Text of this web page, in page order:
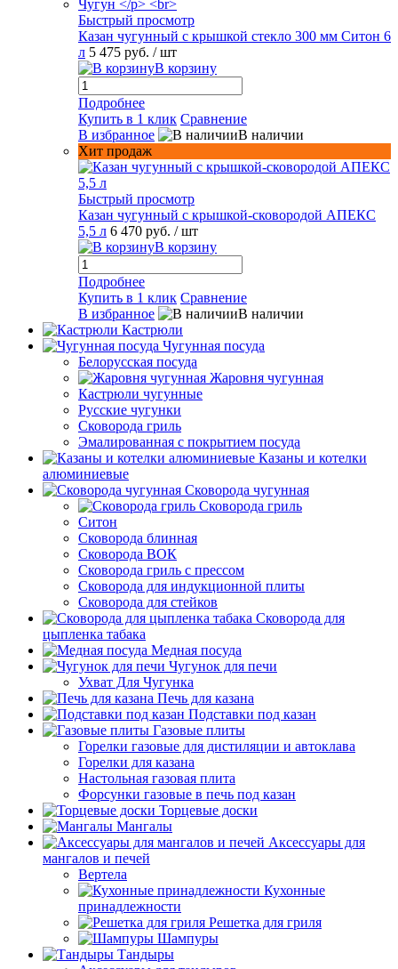
Быстрый просмотр
Казан чугунный с крышкой стекло 300 мм Ситон 6
л 5 475 руб. / шт
В корзину
Подробнее
Купить в 1 клик Сравнение
В избранное
В наличии
Хит продаж
Быстрый просмотр
Казан чугунный с крышкой-сковородой АПЕКС
5,5 л 6 470 руб. / шт
В корзину
Подробнее
Купить в 1 клик Сравнение
В избранное
В наличии
Кастрюли
Чугунная посуда
Белорусская посуда
Жаровня чугунная
Кастрюли чугунные
Русские чугунки
Сковорода гриль
Эмалированная с покрытием посуда
Казаны и котелки
алюминиевые
Сковорода чугунная
Сковорода гриль
Ситон
Сковорода блинная
Сковорода ВОК
Сковорода гриль с прессом
Сковорода для индукционной плиты
Сковорода для стейков
Сковорода для
цыпленка табака
Медная посуда
Чугунок для печи
Ухват Для Чугунка
Печь для казана
Подставки под казан
Газовые плиты
Горелки газовые для дистиляции и автоклава
Горелки для казана
Настольная газовая плита
Форсунки газовые в печь под казан
Торцевые доски
Мангалы
Аксессуары для
мангалов и печей
Вертела
Кухонные
принадлежности
Решетка для гриля
Шампуры
Тандыры